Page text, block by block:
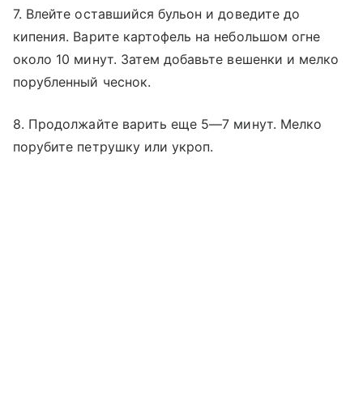
7. Влейте оставшийся бульон и доведите до
кипения. Варите картофель на небольшом огне
около 10 минут. Затем добавьте вешенки и мелко
порубленный чеснок.
8. Продолжайте варить еще 5—7 минут. Мелко
порубите петрушку или укроп.